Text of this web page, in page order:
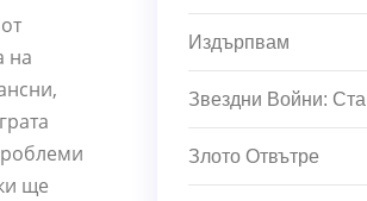
на
ще
Издърпвам
Звездни Войни:
Злото Отвътре